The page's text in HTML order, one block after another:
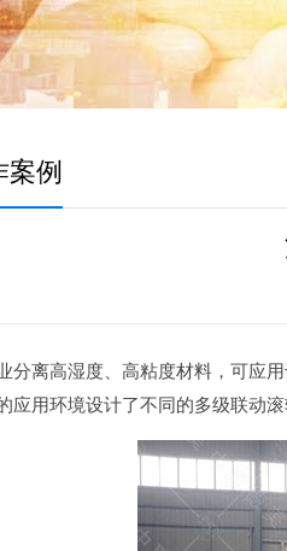
案例
分离高湿度、高粘度材料，可应
应用环境设计了不同的多级联动滚